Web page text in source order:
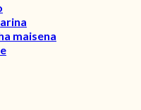
maisena